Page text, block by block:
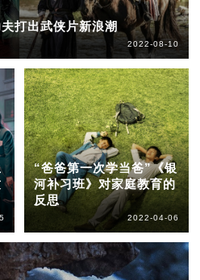
打出武侠片新浪潮
2022-08-10
“爸爸第一次学当爸”《银
河补习班》对家庭教育的
反思
2022-04-06